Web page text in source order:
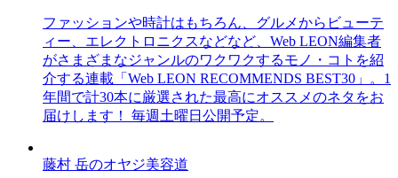
ファッションや時計はもちろん、グルメからビューテ
ィー、エレクトロニクスなどなど、Web LEON編集者
がさまざまなジャンルのワクワクするモノ・コトを紹
介する連載「Web LEON RECOMMENDS BEST30」。1
年間で計30本に厳選された最高にオススメのネタをお
届けします！ 毎週土曜日公開予定。
藤村 岳のオヤジ美容道